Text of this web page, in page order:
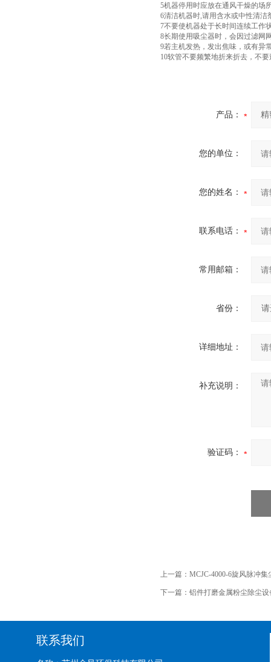
5机器停用时应放在通风干燥的场
6清洁机器时,请用含水或中性清
7不要使机器处于长时间连续工作
8长期使用吸尘器时，会因过滤网
9若主机发热，发出焦味，或有异
10软管不要频繁地折来折去，不
产品：
您的单位：
您的姓名：
联系电话：
常用邮箱：
省份：
详细地址：
补充说明：
验证码：
上一篇： MCJC-4000-6旋风脉冲集
下一篇： 铝件打磨金属粉尘除尘设
联系我们